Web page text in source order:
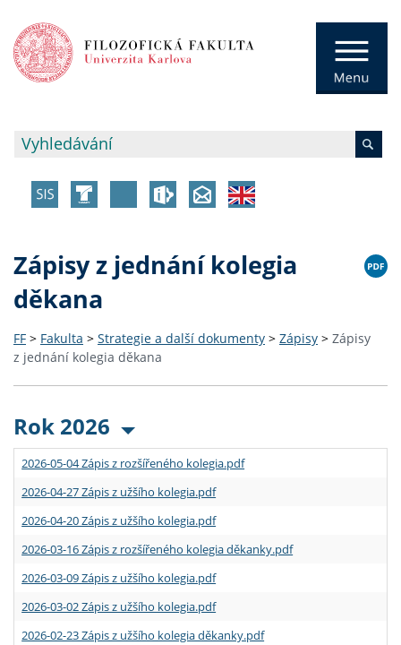
Zápisy z jednání kolegia
děkana
FF > Fakulta > Strategie a další dokumenty > Zápisy > Zápisy
z jednání kolegia děkana
Rok 2026
2026-05-04 Zápis z rozšířeného kolegia.pdf
2026-04-27 Zápis z užšího kolegia.pdf
2026-04-20 Zápis z užšího kolegia.pdf
2026-03-16 Zápis z rozšířeného kolegia děkanky.pdf
2026-03-09 Zápis z užšího kolegia.pdf
2026-03-02 Zápis z užšího kolegia.pdf
2026-02-23 Zápis z užšího kolegia děkanky.pdf